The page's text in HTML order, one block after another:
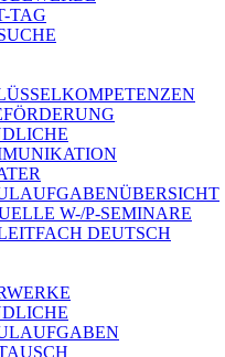
TAG
W-/P-SEMINARE
DEUTSCH